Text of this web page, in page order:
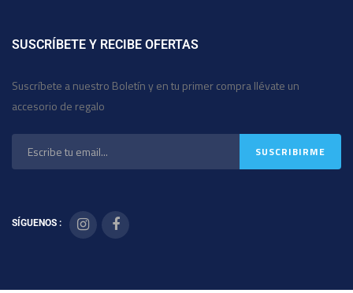
SUSCRÍBETE Y RECIBE OFERTAS
Suscríbete a nuestro Boletín y en tu primer compra llévate un
accesorio de regalo
SÍGUENOS :